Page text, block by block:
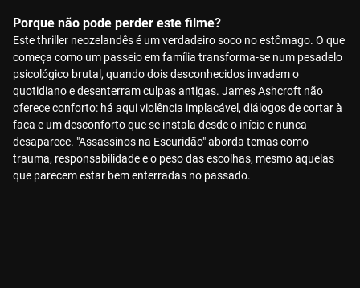
Porque não pode perder este filme?
Este thriller neozelandês é um verdadeiro soco no estômago. O que
começa como um passeio em família transforma-se num pesadelo
psicológico brutal, quando dois desconhecidos invadem o
quotidiano e desenterram culpas antigas. James Ashcroft não
oferece conforto: há aqui violência implacável, diálogos de cortar à
faca e um desconforto que se instala desde o início e nunca
desaparece. "Assassinos na Escuridão" aborda temas como
trauma, responsabilidade e o peso das escolhas, mesmo aquelas
que parecem estar bem enterradas no passado.